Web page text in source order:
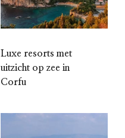
Luxe resorts met
uitzicht op zee in
Corfu